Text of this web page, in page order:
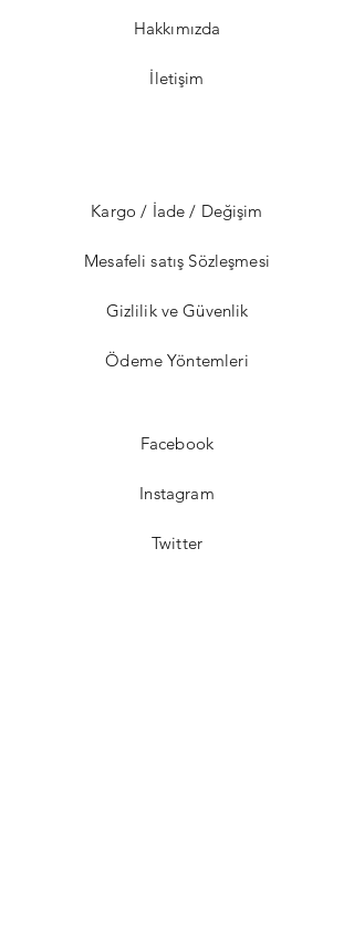
Hakkımızda
İletişim
Kargo / İade / Değişim
Mesafeli satış Sözleşmesi
Gizlilik ve Güvenlik
Ödeme Yöntemleri
Facebook
Instagram
Twitter